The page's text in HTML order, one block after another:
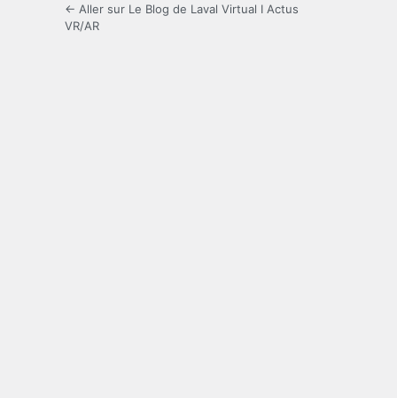
← Aller sur Le Blog de Laval Virtual I Actus
VR/AR